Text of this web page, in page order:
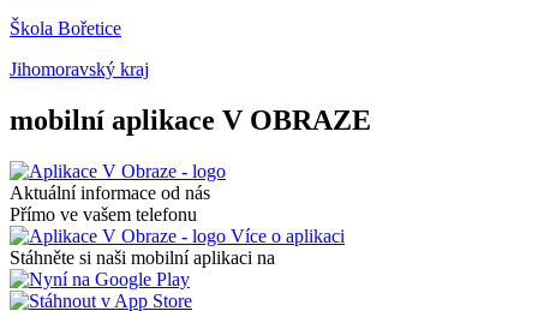
Škola Bořetice
Jihomoravský kraj
mobilní aplikace V OBRAZE
Aktuální informace od nás
Přímo ve vašem telefonu
Více o aplikaci
Stáhněte si naši mobilní aplikaci na